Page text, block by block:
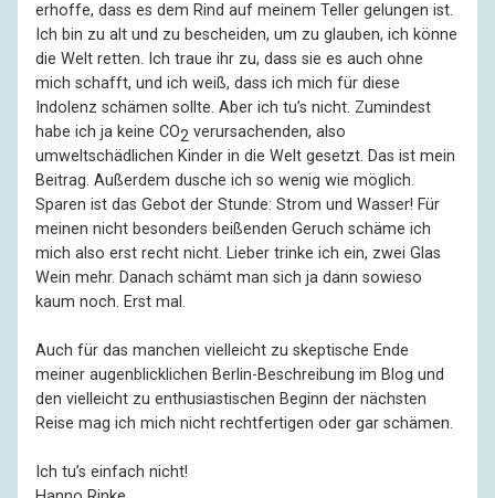
erhoffe, dass es dem Rind auf meinem Teller gelungen ist.
Ich bin zu alt und zu bescheiden, um zu glauben, ich könne
die Welt retten. Ich traue ihr zu, dass sie es auch ohne
mich schafft, und ich weiß, dass ich mich für diese
Indolenz schämen sollte. Aber ich tu’s nicht. Zumindest
habe ich ja keine CO2 verursachenden, also
umweltschädlichen Kinder in die Welt gesetzt. Das ist mein
Beitrag. Außerdem dusche ich so wenig wie möglich.
Sparen ist das Gebot der Stunde: Strom und Wasser! Für
meinen nicht besonders beißenden Geruch schäme ich
mich also erst recht nicht. Lieber trinke ich ein, zwei Glas
Wein mehr. Danach schämt man sich ja dann sowieso
kaum noch. Erst mal.
Auch für das manchen vielleicht zu skeptische Ende
meiner augenblicklichen Berlin-Beschreibung im Blog und
den vielleicht zu enthusiastischen Beginn der nächsten
Reise mag ich mich nicht rechtfertigen oder gar schämen.
Ich tu’s einfach nicht!